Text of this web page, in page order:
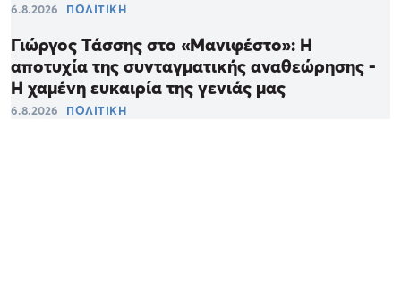
6.8.2026 ΠΟΛΙΤΙΚΗ
Γιώργος Τάσσης στο «Μανιφέστο»: Η
αποτυχία της συνταγματικής αναθεώρησης -
Η χαμένη ευκαιρία της γενιάς μας
6.8.2026 ΠΟΛΙΤΙΚΗ